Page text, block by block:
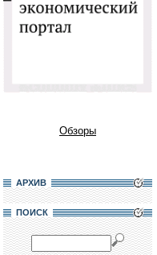
Обзоры
АРХИВ
ПОИСК